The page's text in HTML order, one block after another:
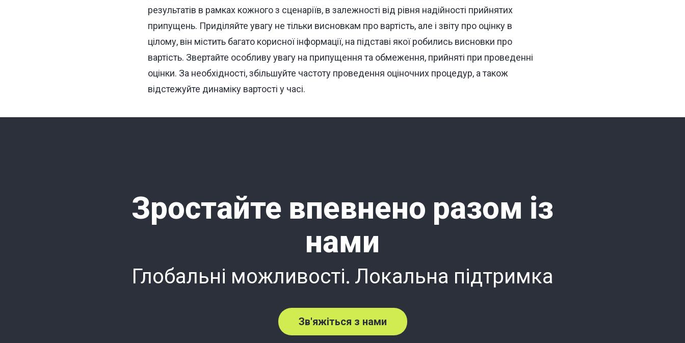
результатів в рамках кожного з сценаріїв, в залежності від рівня надійності прийнятих
припущень. Приділяйте увагу не тільки висновкам про вартість, але і звіту про оцінку в
цілому, він містить багато корисної інформації, на підставі якої робились висновки про
вартість. Звертайте особливу увагу на припущення та обмеження, прийняті при проведенні
оцінки. За необхідності, збільшуйте частоту проведення оціночних процедур, а також
відстежуйте динаміку вартості у часі.
Зростайте впевнено разом із
нами
Глобальні можливості. Локальна підтримка
Зв'яжіться з нами